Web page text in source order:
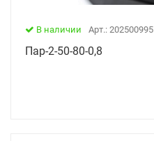
В наличии Арт.: 202500995
Пар-2-50-80-0,8